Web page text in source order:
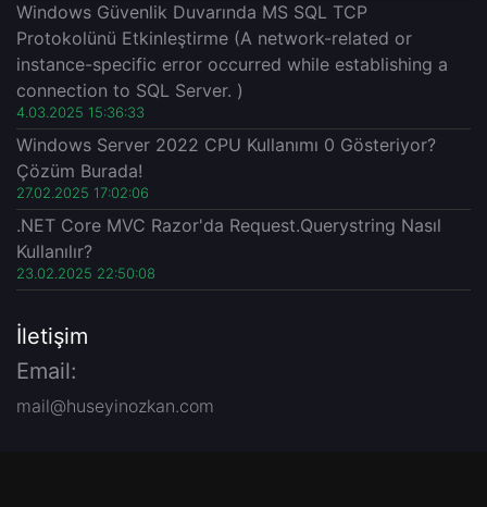
Windows Güvenlik Duvarında MS SQL TCP
Protokolünü Etkinleştirme (A network-related or
instance-specific error occurred while establishing a
connection to SQL Server. )
4.03.2025 15:36:33
Windows Server 2022 CPU Kullanımı 0 Gösteriyor?
Çözüm Burada!
27.02.2025 17:02:06
.NET Core MVC Razor'da Request.Querystring Nasıl
Kullanılır?
23.02.2025 22:50:08
İletişim
Email:
mail@huseyinozkan.com